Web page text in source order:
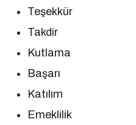
Teşekkür
Takdir
Kutlama
Başarı
Katılım
Emeklilik